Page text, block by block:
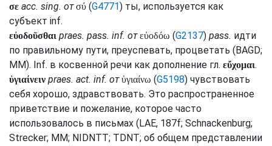
σε acc. sing. от σύ (G4771) ты, используется как
субъект inf.
εὐοδοῦσθαι praes. pass. inf. от εὐοδόω (G2137) pass. идти
по правильному пути, преуспевать, процветать (BAGD;
MM). Inf. в косвенной речи как дополнение гл. εὔχομαι.
ὑγιαίνειν praes. act. inf. от ὑγιαίνω (G5198) чувствовать
себя хорошо, здравствовать. Это распространенное
приветствие и пожелание, которое часто
использовалось в письмах (LAE, 187f; Schnackenburg;
Strecker; MM; NIDNTT; TDNT; об общем представлении